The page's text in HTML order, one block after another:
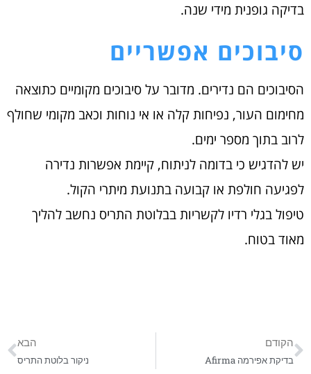
בדיקה גופנית מידי שנה.
סיבוכים אפשריים
הסיבוכים הם נדירים. מדובר על סיבוכים מקומיים כתוצאה
מחימום העור, נפיחות קלה או אי נוחות וכאב מקומי שחולף
לרוב בתוך מספר ימים.
יש להדגיש כי בדומה לניתוח, קיימת אפשרות נדירה
לפגיעה חולפת או קבועה בתנועת מיתרי הקול.
טיפול בגלי רדיו לקשריות בבלוטת התריס נחשב להליך
מאוד בטוח.
הקודם
בדיקת אפירמה Afirma
הבא
ניקור בלוטת התריס